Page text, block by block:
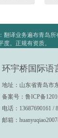
翻译业务遍布青岛
度。正规有资质。
环宇桥国际语
地址：山东省青岛市
备案号： 鲁ICP备
电话：13687690161 /
邮箱：